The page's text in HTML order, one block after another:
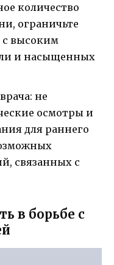
количество
ограничьте
с высоким
и насыщенных
не
осмотры и
для раннего
связанных с
в борьбе с